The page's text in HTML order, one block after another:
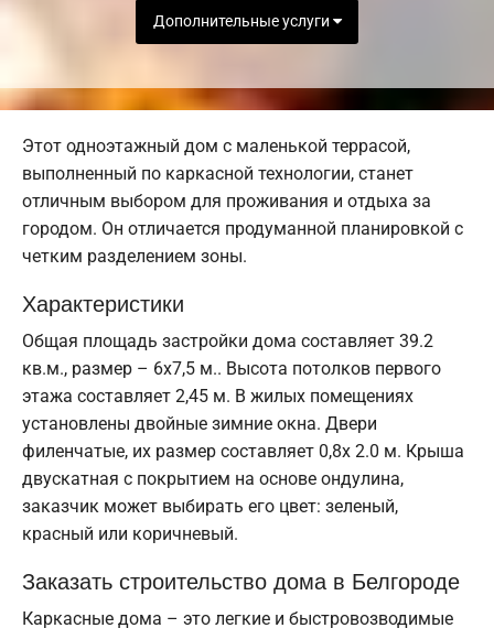
Дополнительные услуги
Этот одноэтажный дом с маленькой террасой,
выполненный по каркасной технологии, станет
отличным выбором для проживания и отдыха за
городом. Он отличается продуманной планировкой с
четким разделением зоны.
Характеристики
Общая площадь застройки дома составляет 39.2
кв.м., размер – 6х7,5 м.. Высота потолков первого
этажа составляет 2,45 м. В жилых помещениях
установлены двойные зимние окна. Двери
филенчатые, их размер составляет 0,8x 2.0 м. Крыша
двускатная с покрытием на основе ондулина,
заказчик может выбирать его цвет: зеленый,
красный или коричневый.
Заказать строительство дома в Белгороде
Каркасные дома – это легкие и быстровозводимые